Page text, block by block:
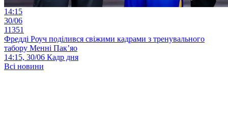
14:15
30/06
11351
Фредді Роуч поділився свіжими кадрами з тренувального
табору Менні Пак’яо
14:15, 30/06 Кадр дня
Всі новини